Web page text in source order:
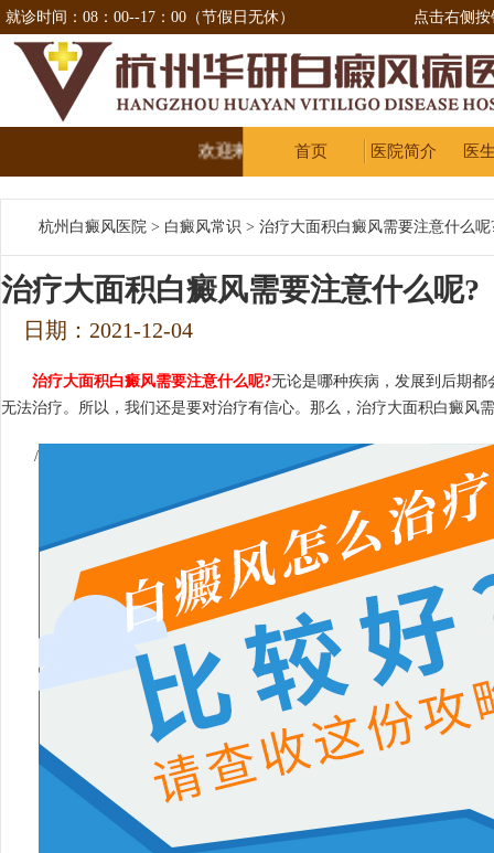
就诊时间：08：00--17：00（节假日无休） 点击右侧
首页 医院简介 医
欢迎来到杭州华研治疗白癜风医院
杭州白癜风医院 > 白癜风常识 > 治疗大面积白癜风需要注意什么呢
治疗大面积白癜风需要注意什么呢?
日期：2021-12-04
治疗大面积白癜风需要注意什么呢?无论是哪种疾病，发展到后期
无法治疗。所以，我们还是要对治疗有信心。那么，治疗大面积白癜风
/